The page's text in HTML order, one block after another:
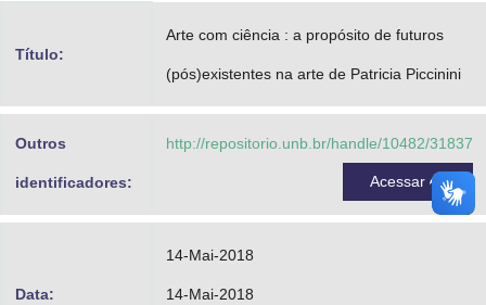
Banco Central do Brasil
Título:
Arte com ciência : a propósito de futuros
(pós)existentes na arte de Patricia Piccinini
Outros
identificadores:
http://repositorio.unb.br/handle/10482/31837
Acessar
Data:
14-Mai-2018
14-Mai-2018